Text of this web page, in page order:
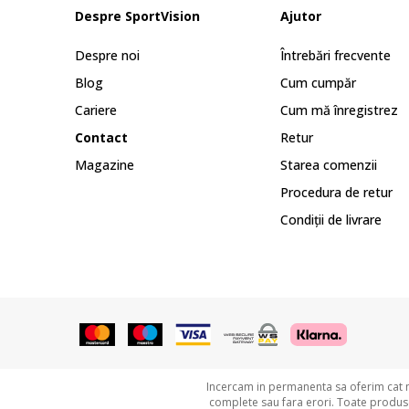
Despre SportVision
Despre noi
Blog
Cariere
Contact
Magazine
Ajutor
Întrebări frecvente
Cum cumpăr
Cum mă înregistrez
Retur
Starea comenzii
Procedura de retur
Condiții de livrare
Incercam in permanenta sa oferim
complete sau fara erori. Toate